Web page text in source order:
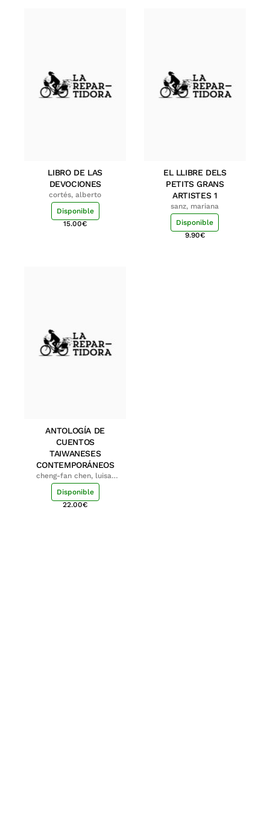
LIBRO DE LAS
DEVOCIONES
cortés, alberto
Disponible
15.00€
EL LLIBRE DELS
PETITS GRANS
ARTISTES 1
sanz, mariana
Disponible
9.90€
ANTOLOGÍA DE
CUENTOS
TAIWANESES
CONTEMPORÁNEOS
cheng-fan chen, luisa;
shu-ying chang, luisa
Disponible
22.00€